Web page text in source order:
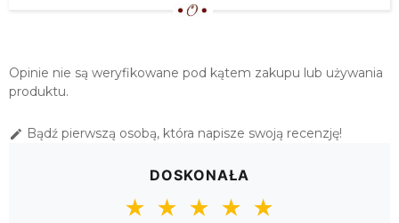
62,00 zł
Opinie nie są weryfikowane pod kątem zakupu lub używania
produktu.
 Bądź pierwszą osobą, która napisze swoją recenzję!
DOSKONAŁA
★ ★ ★ ★ ★